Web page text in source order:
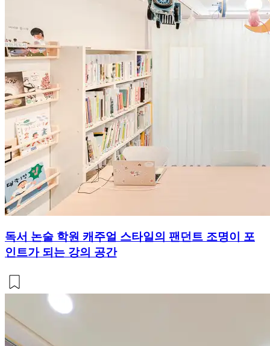
독서 논술 학원 캐주얼 스타일의 팬던트 조명이 포
인트가 되는 강의 공간